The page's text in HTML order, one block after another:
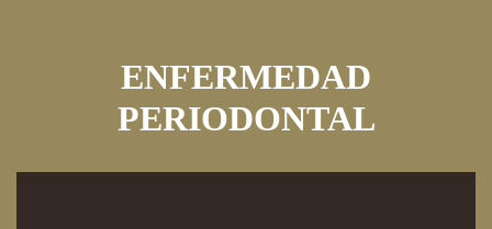
ENFERMEDAD
PERIODONTAL